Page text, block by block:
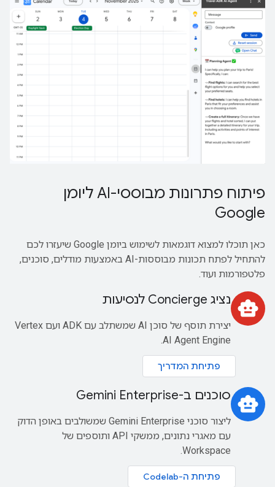
פיתוח פתרונות מבוססי-AI ליומן
Google
כאן תוכלו למצוא דוגמאות לשימוש ביומן Google שיעזרו לכם
להתחיל לפתח תכונות מבוססות-AI באמצעות מודלים, סוכנים,
פלטפורמות ועוד.
smart_toy נציג Concierge לנסיעות
יצירת תוסף של סוכן AI שמשתלב עם ADK ועם Vertex
AI Agent Engine.
פתיחת המדריך
smart_toy סוכנים ב-Gemini Enterprise
ליצור סוכני Gemini Enterprise שמשולבים באופן הדוק
עם מאגרי נתונים, ממשקי API ותוספים של
Workspace.
פתיחת ה-Codelab